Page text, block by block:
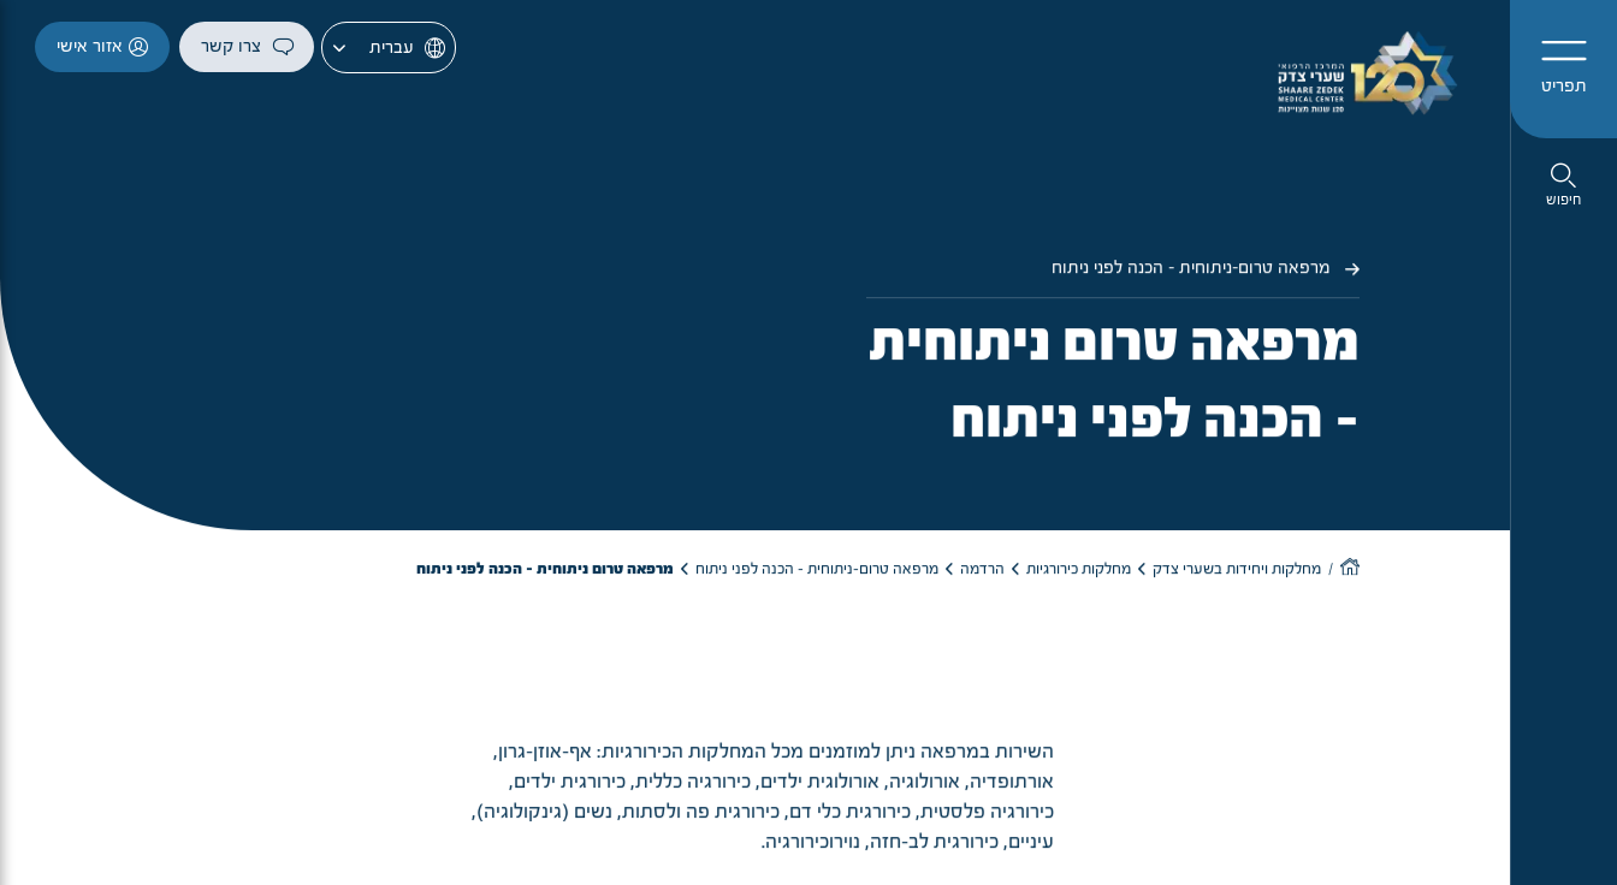
תפריט
חיפוש
עברית צרו קשר אזור אישי
מרפאה טרום-ניתוחית - הכנה לפני ניתוח
מרפאה טרום ניתוחית
- הכנה לפני ניתוח
מחלקות ויחידות בשערי צדק מחלקות כירורגיות הרדמה מרפאה טרום-ניתוחית - הכנה לפני ניתוח מרפאה טרום ניתוחית - הכנה לפני ניתוח
השירות במרפאה ניתן למוזמנים מכל המחלקות הכירורגיות: אף-אוזן-גרון,
אורתופדיה, אורולוגיה, אורולוגית ילדים, כירורגיה כללית, כירורגית ילדים,
כירורגיה פלסטית, כירורגית כלי דם, כירורגית פה ולסתות, נשים (גינקולוגיה),
עיניים, כירורגית לב-חזה, נוירוכירורגיה.